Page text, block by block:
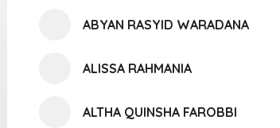
ABYAN RASYID WARADANA
ALISSA RAHMANIA
ALTHA QUINSHA FAROBBI